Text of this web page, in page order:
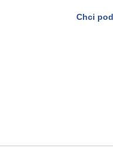
Chci